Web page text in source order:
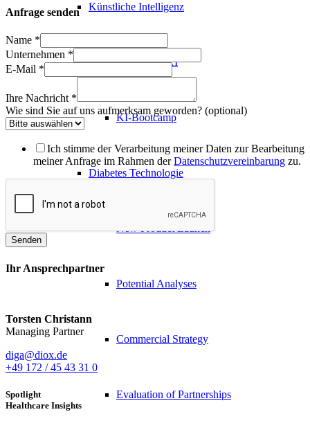
Künstliche Intelligenz
Healthcare KI
KI-Bootcamp
Diabetes Technologie
New Product Launch
Potential Analyses
Commercial Strategy
Evaluation of Partnerships
Anfrage senden
Name *
Unternehmen *
E-Mail *
Ihre Nachricht *
Wie sind Sie auf uns aufmerksam geworden? (optional)
Ich stimme der Verarbeitung meiner Daten zur Bearbeitung
meiner Anfrage im Rahmen derDatenschutzvereinbarung zu.
Senden
Ihr Ansprechpartner
Torsten Christann
Managing Partner
diga@diox.de
+49 172 / 45 43 31 0
Spotlight
Healthcare Insights